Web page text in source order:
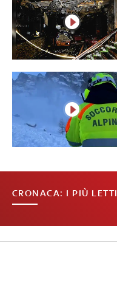
CRONACA: I PIÙ LETTI